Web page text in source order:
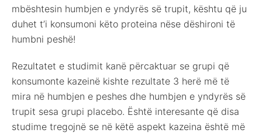
mbështesin humbjen e yndyrës së trupit, kështu që ju
duhet t’i konsumoni këto proteina nëse dëshironi të
humbni peshë!
Rezultatet e studimit kanë përcaktuar se grupi që
konsumonte kazeinë kishte rezultate 3 herë më të
mira në humbjen e peshes dhe humbjen e yndyrës së
trupit sesa grupi placebo. Është interesante që disa
studime tregojnë se në këtë aspekt kazeina është më